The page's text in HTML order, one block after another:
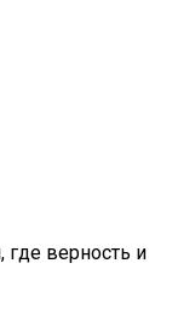
верность и